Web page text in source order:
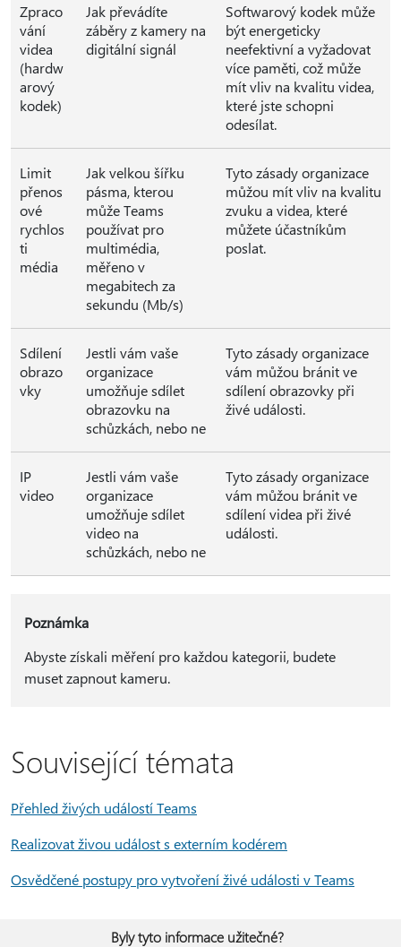
Zpraco
vání
videa
(hardw
arový
kodek)
Jak převádíte
záběry z kamery na
digitální signál
Softwarový kodek může
být energeticky
neefektivní a vyžadovat
více paměti, což může
mít vliv na kvalitu videa,
které jste schopni
odesílat.
Limit
přenos
ové
rychlos
ti
média
Jak velkou šířku
pásma, kterou
může Teams
používat pro
multimédia,
měřeno v
megabitech za
sekundu (Mb/s)
Tyto zásady organizace
můžou mít vliv na kvalitu
zvuku a videa, které
můžete účastníkům
poslat.
Sdílení
obrazo
vky
Jestli vám vaše
organizace
umožňuje sdílet
obrazovku na
schůzkách, nebo ne
Tyto zásady organizace
vám můžou bránit ve
sdílení obrazovky při
živé události.
IP
video
Jestli vám vaše
organizace
umožňuje sdílet
video na
schůzkách, nebo ne
Tyto zásady organizace
vám můžou bránit ve
sdílení videa při živé
události.
Poznámka
Abyste získali měření pro každou kategorii, budete
muset zapnout kameru.
Související témata
Přehled živých událostí Teams
Realizovat živou událost s externím kodérem
Osvědčené postupy pro vytvoření živé události v Teams
Byly tyto informace užitečné?